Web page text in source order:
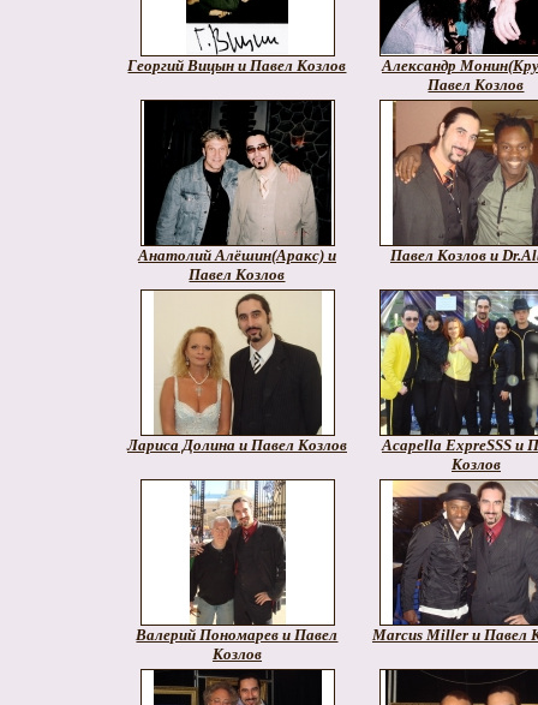
Георгий Вицын и Павел Козлов
Александр
Павел Козлов
Анатолий Алёшин(Аракс) и
Павел Козлов
Павел Козлов и
Лариса Долина и Павел Козлов
Acapella ExpreSSS и
Козлов
Валерий Пономарев и Павел
Козлов
Marcus Miller и Павел